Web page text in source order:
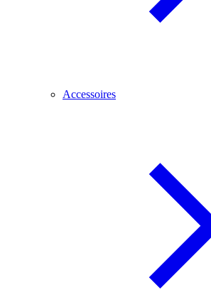
Accessoires